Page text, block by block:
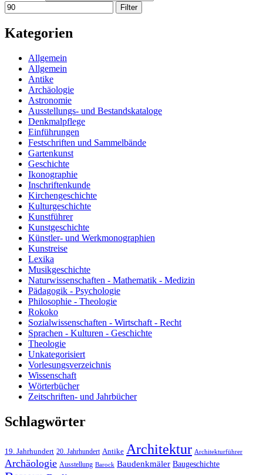
Filter
Kategorien
Allgemein
Allgemein
Antike
Archäologie
Astronomie
Ausstellungs- und Bestandskataloge
Denkmalpflege
Einführungen
Festschriften und Sammelbände
Gartenkunst
Geschichte
Ikonographie
Inschriftenkunde
Kirchengeschichte
Kulturgeschichte
Kunstführer
Kunstgeschichte
Künstler- und Werkmonographien
Kunstreise
Lexika
Musikgeschichte
Naturwissenschaften - Mathematik - Medizin
Pädagogik - Psychologie
Philosophie - Theologie
Rokoko
Sozialwissenschaften - Wirtschaft - Recht
Sprachen - Kulturen - Geschichte
Theologie
Unkategorisiert
Vorlesungsverzeichnis
Wissenschaft
Wörterbücher
Zeitschriften- und Jahrbücher
Schlagwörter
19. Jahrhundert 20. Jahrhundert Antike Architektur Architekturführer
Archäologie Ausstellung Barock Baudenkmäler Baugeschichte